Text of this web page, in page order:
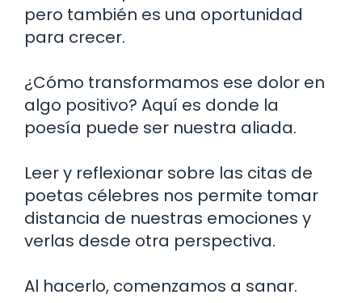
pero también es una oportunidad
para crecer.
¿Cómo transformamos ese dolor en
algo positivo? Aquí es donde la
poesía puede ser nuestra aliada.
Leer y reflexionar sobre las citas de
poetas célebres nos permite tomar
distancia de nuestras emociones y
verlas desde otra perspectiva.
Al hacerlo, comenzamos a sanar.